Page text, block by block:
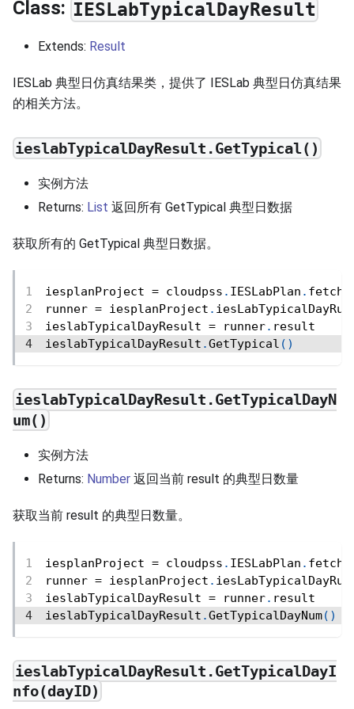
Class: IESLabTypicalDayResult
Extends: Result
IESLab 典型日仿真结果类，提供了 IESLab 典型日仿真结果
的相关方法。
ieslabTypicalDayResult.GetTypical()
实例方法
Returns: List 返回所有 GetTypical 典型日数据
获取所有的 GetTypical 典型日数据。
iesplanProject = cloudpss . IESLabPlan . fetch
runner = iesplanProject . iesLabTypicalDayRun
ieslabTypicalDayResult = runner. result
ieslabTypicalDayResult .GetTypical ( )
ieslabTypicalDayResult.GetTypicalDayN
um()
实例方法
Returns: Number 返回当前 result 的典型日数量
获取当前 result 的典型日数量。
iesplanProject = cloudpss . IESLabPlan . fetch
runner = iesplanProject . iesLabTypicalDayRun
ieslabTypicalDayResult = runner. result
ieslabTypicalDayResult .GetTypicalDayNum( )
ieslabTypicalDayResult.GetTypicalDayI
nfo(dayID)